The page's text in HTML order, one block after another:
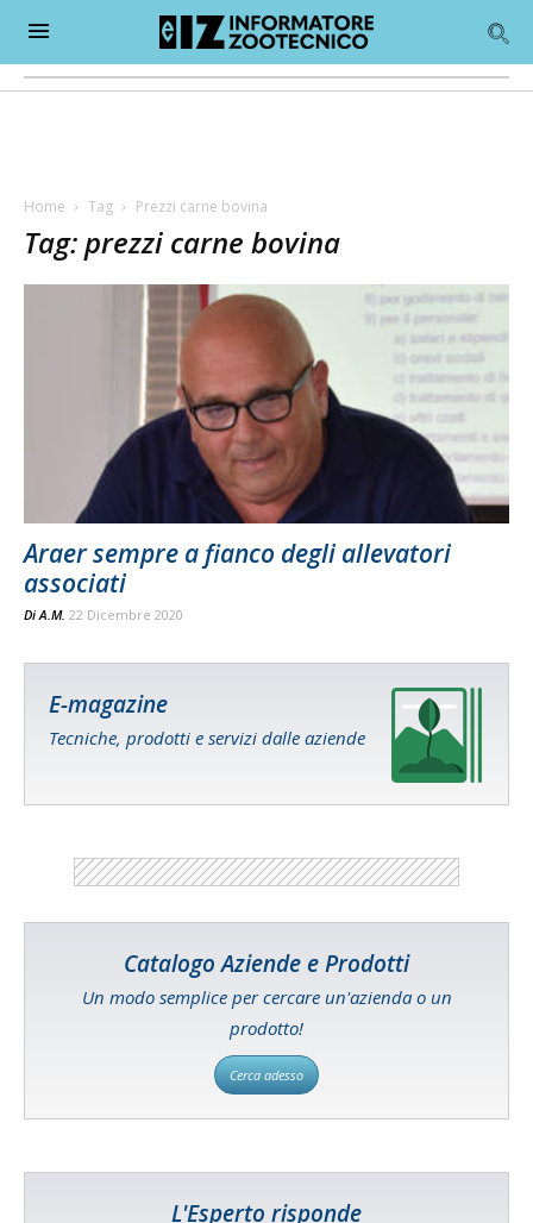
Home Tag Prezzi carne bovina
Tag: prezzi carne bovina
Araer sempre a fianco degli allevatori
associati
DiA.M. 22 Dicembre 2020
E-magazine
Tecniche, prodotti e servizi dalle aziende
Catalogo Aziende e Prodotti
Un modo semplice per cercare un'azienda o un
prodotto!
Cerca adesso
L'Esperto risponde